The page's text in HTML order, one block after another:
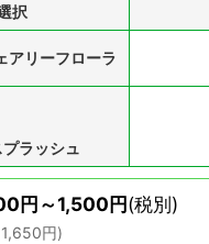
択
リーフローラ
ラッシュ
円～1,500円(税別)
1,650円)